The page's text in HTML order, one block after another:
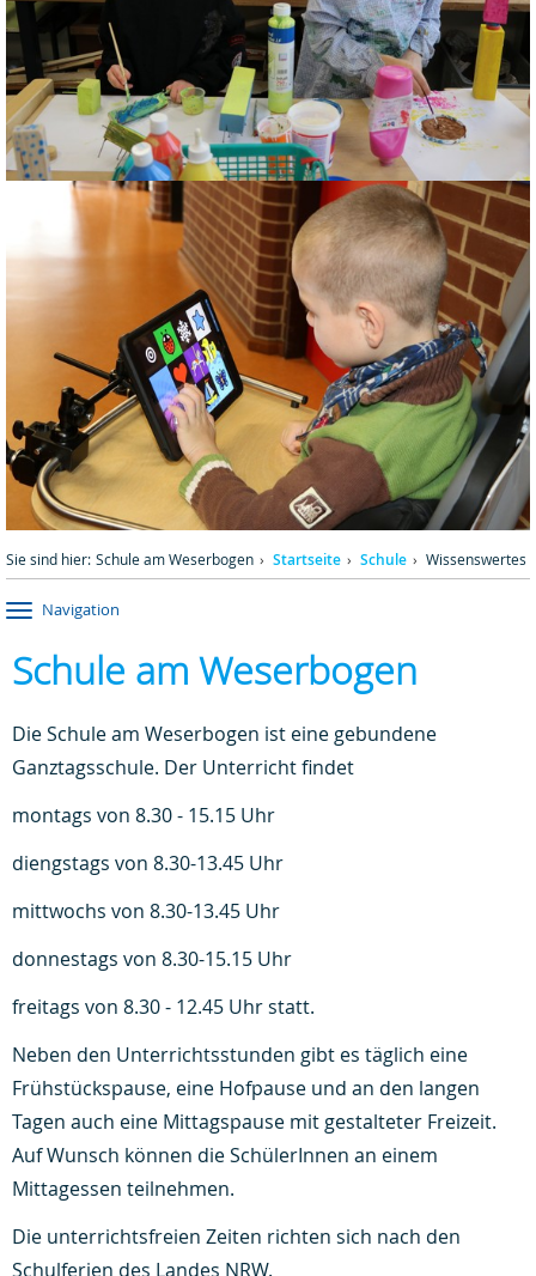
Sie sind hier: Schule am Weserbogen Startseite Schule Wissenswertes
Navigation
Schule am Weserbogen
Die Schule am Weserbogen ist eine gebundene
Ganztagsschule. Der Unterricht findet
montags von 8.30 - 15.15 Uhr
diengstags von 8.30-13.45 Uhr
mittwochs von 8.30-13.45 Uhr
donnestags von 8.30-15.15 Uhr
freitags von 8.30 - 12.45 Uhr statt.
Neben den Unterrichtsstunden gibt es täglich eine
Frühstückspause, eine Hofpause und an den langen
Tagen auch eine Mittagspause mit gestalteter Freizeit.
Auf Wunsch können die SchülerInnen an einem
Mittagessen teilnehmen.
Die unterrichtsfreien Zeiten richten sich nach den
Schulferien des Landes NRW.